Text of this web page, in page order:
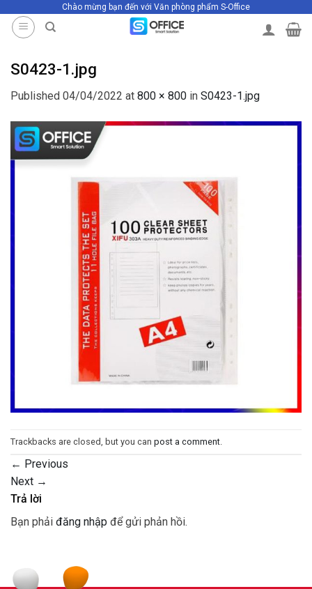
Chào mừng bạn đến với Văn phòng phẩm S-Office
S0423-1.jpg
Published 04/04/2022 at 800 × 800 in S0423-1.jpg
Trackbacks are closed, but you can post a comment
← Previous
Next →
Trả lời
Bạn phải đăng nhập để gửi phản hồi.